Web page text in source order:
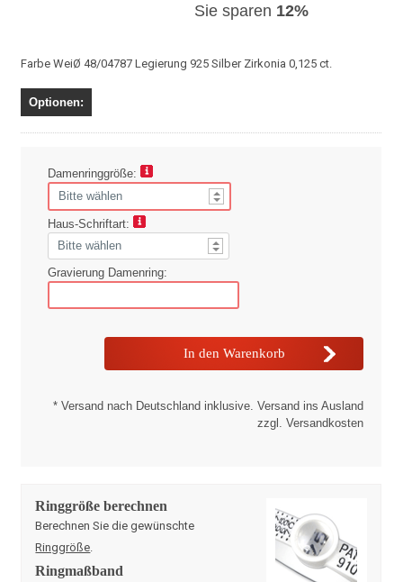
Sie sparen 12%
Farbe WeiØ 48/04787 Legierung 925 Silber Zirkonia 0,125 ct.
Optionen:
Damenringgröße:
Haus-Schriftart:
Gravierung Damenring:
* Versand nach Deutschland inklusive. Versand ins Ausland
zzgl. Versandkosten
Ringgröße berechnen
Berechnen Sie die gewünschte
Ringgröße
Ringmaßband